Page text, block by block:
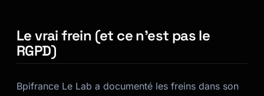
Le vrai frein (et ce n’est pas le
RGPD)
Bpifrance Le Lab a documenté les freins dans son